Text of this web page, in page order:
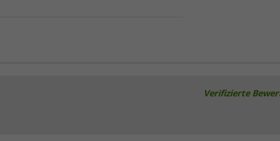
Verifizierte